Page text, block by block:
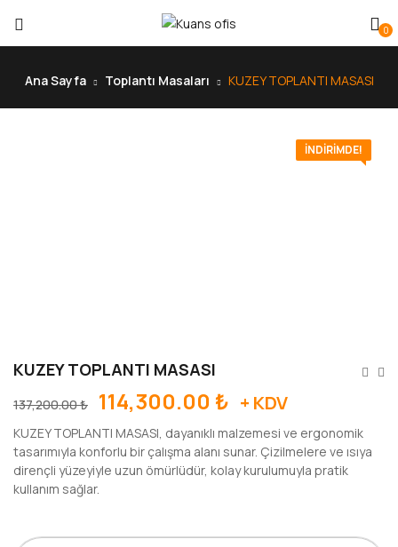
0
Ana Sayfa Toplantı Masaları KUZEY TOPLANTI MASASI
İNDIRIMDE!
KUZEY TOPLANTI MASASI
137,200.00₺ 114,300.00 ₺ + KDV
KUZEY TOPLANTI MASASI, dayanıklı malzemesi ve ergonomik
tasarımıyla konforlu bir çalışma alanı sunar. Çizilmelere ve ısıya
dirençli yüzeyiyle uzun ömürlüdür, kolay kurulumuyla pratik
kullanım sağlar.